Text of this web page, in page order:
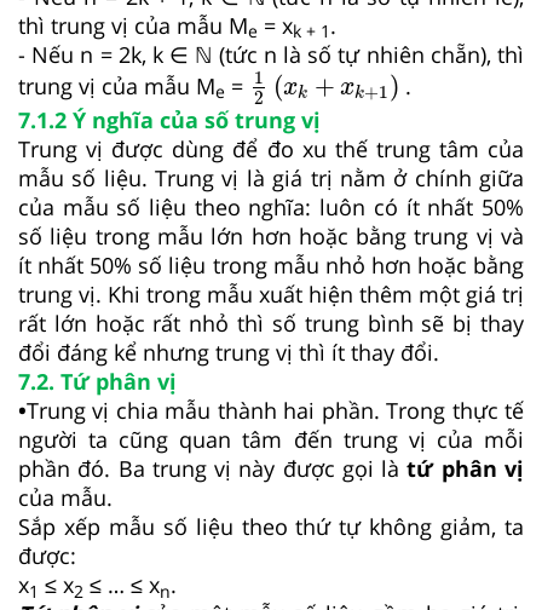
thì trung vị của mẫu Me = xk + 1 .
- Nếu n = 2k, k ∈ ℕ (tức n là số tự nhiên chẵn), thì
trung vị của mẫu Me = 1
2
(xk + xk+1)
12xk+xk+1
.
7.1.2 Ý nghĩa của số trung vị
Trung vị được dùng để đo xu thế trung tâm của
mẫu số liệu. Trung vị là giá trị nằm ở chính giữa
của mẫu số liệu theo nghĩa: luôn có ít nhất 50%
số liệu trong mẫu lớn hơn hoặc bằng trung vị và
ít nhất 50% số liệu trong mẫu nhỏ hơn hoặc bằng
trung vị. Khi trong mẫu xuất hiện thêm một giá trị
rất lớn hoặc rất nhỏ thì số trung bình sẽ bị thay
đổi đáng kể nhưng trung vị thì ít thay đổi.
7.2. Tứ phân vị
•Trung vị chia mẫu thành hai phần. Trong thực tế
người ta cũng quan tâm đến trung vị của mỗi
phần đó. Ba trung vị này được gọi làtứ phân vị
của mẫu.
Sắp xếp mẫu số liệu theo thứ tự không giảm, ta
được:
x1 ≤ x2 ≤ … ≤ xn.